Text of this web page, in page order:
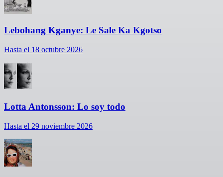
Lebohang Kganye: Le Sale Ka Kgotso
Hasta el 18 octubre 2026
Lotta Antonsson: Lo soy todo
Hasta el 29 noviembre 2026